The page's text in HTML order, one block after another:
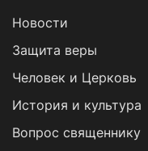
Новости
Защита веры
Человек и Церковь
История и культура
Вопрос священнику